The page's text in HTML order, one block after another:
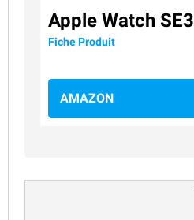
Apple Watch SE3
Fiche Produit
AMAZON